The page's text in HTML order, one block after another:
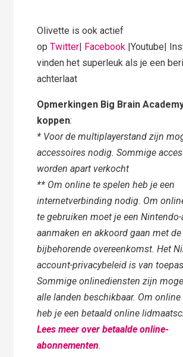
Olivette is ook actief
opTwitter Facebook |Youtube|
vinden het superleuk als je een
achterlaat
Opmerkingen Big Brain
koppen:
* Voor de multiplayerstand zijn
accessoires nodig. Sommige
worden apart verkocht
** Om online te spelen heb je een
internetverbinding nodig. Om
te gebruiken moet je een
aanmaken en akkoord gaan met de
bijbehorende overeenkomst. Het
account-privacybeleid is van
Sommige onlinediensten zijn
alle landen beschikbaar. Om online
heb je een betaald online
Lees meer over betaalde online-
abonnementen.